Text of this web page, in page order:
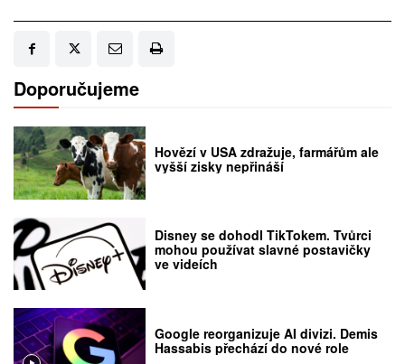
Doporučujeme
Hovězí v USA zdražuje, farmářům ale
vyšší zisky nepřináší
Disney se dohodl TikTokem. Tvůrci
mohou používat slavné postavičky
ve videích
Google reorganizuje AI divizi. Demis
Hassabis přechází do nové role